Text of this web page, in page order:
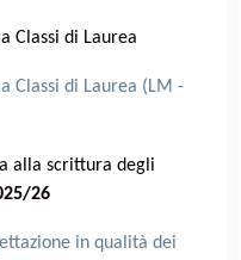
Classi di Laurea
Classi di Laurea (LM -
alla scrittura degli
26
in qualità dei